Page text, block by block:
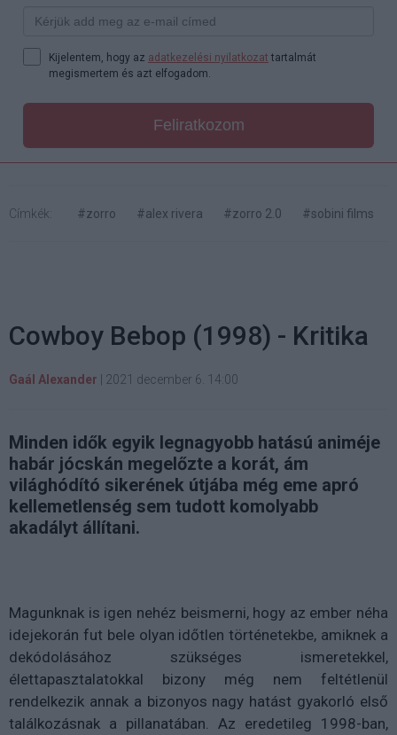
Kijelentem, hogy az adatkezelési nyilatkozat tartalmát
megismertem és azt elfogadom.
Feliratkozom
Címkék: #zorro #alex rivera #zorro 2.0 #sobini films
Cowboy Bebop (1998) - Kritika
Gaál Alexander | 2021 december 6. 14:00
Minden idők egyik legnagyobb hatású animéje
habár jócskán megelőzte a korát, ám
világhódító sikerének útjába még eme apró
kellemetlenség sem tudott komolyabb
akadályt állítani.
Magunknak is igen nehéz beismerni, hogy az ember néha
idejekorán fut bele olyan időtlen történetekbe, amiknek a
dekódolásához szükséges ismeretekkel,
élettapasztalatokkal bizony még nem feltétlenül
rendelkezik annak a bizonyos nagy hatást gyakorló első
találkozásnak a pillanatában. Az eredetileg 1998-ban,